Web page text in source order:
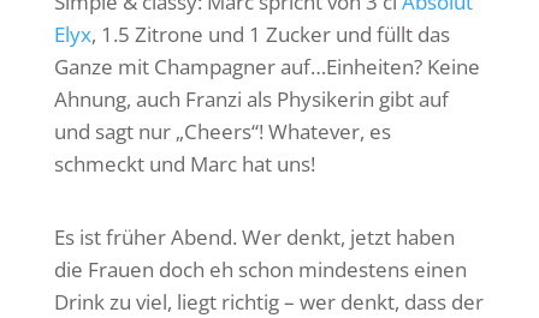
Elyx, 1.5 Zitrone und 1 Zucker und füllt das
Ganze mit Champagner auf…Einheiten? Keine
Ahnung, auch Franzi als Physikerin gibt auf
und sagt nur „Cheers“! Whatever, es
schmeckt und Marc hat uns!
Es ist früher Abend. Wer denkt, jetzt haben
die Frauen doch eh schon mindestens einen
Drink zu viel, liegt richtig – wer denkt, dass der